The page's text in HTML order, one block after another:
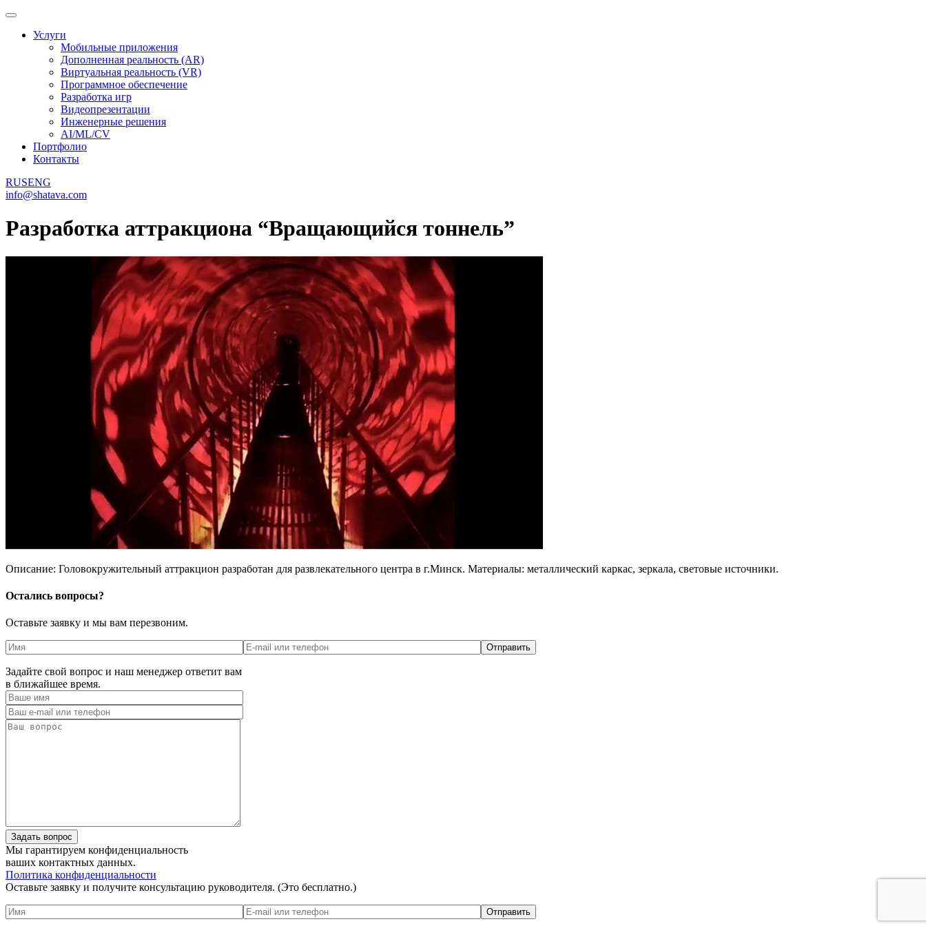
Услуги
Мобильные приложения
Дополненная реальность (AR)
Виртуальная реальность (VR)
Программное обеспечение
Разработка игр
Видеопрезентации
Инженерные решения
AI/ML/CV
Портфолио
Контакты
RUSENG
info@shatava.com
Разработка аттракциона “Вращающийся тоннель”
Описание: Головокружительный аттракцион разработан для развлекательного центра в г.Минск. Материалы: металлический каркас, зеркала, световые источники.
Остались вопросы?
Оставьте заявку и мы вам перезвоним.
Задайте свой вопрос и наш менеджер ответит вам
в ближайшее время.
Мы гарантируем конфиденциальность
ваших контактных данных.
Политика конфиденциальности
Оставьте заявку и получите консультацию руководителя. (Это бесплатно.)